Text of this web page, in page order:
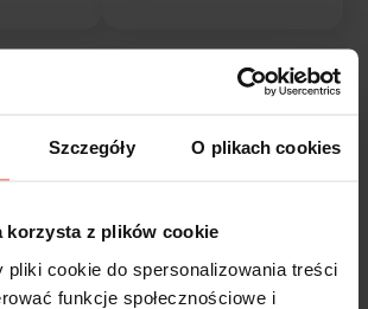
Szczegóły O plikach cookies
korzysta z plików cookie
pliki cookie do spersonalizowania treści
funkcje społecznościowe i
zweryfikowano